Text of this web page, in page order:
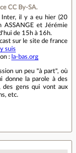
CC By‑SA.
Inter, il y a eu hier (20
ASSANGE et Jérémie
de 15h à 16h.
sur le site de france
suis
: la-bas.org
un peu "à part", où
donne la parole à des
des gens qui vont aux
etc.